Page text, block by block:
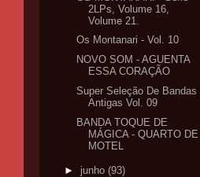
2LPs, Volume 16,
Volume 21.
Os Montanari - Vol. 10
NOVO SOM - AGUENTA
ESSA CORAÇÃO
Super Seleção De Bandas
Antigas Vol. 09
BANDA TOQUE DE
MÁGICA - QUARTO DE
MOTEL
► junho (93)